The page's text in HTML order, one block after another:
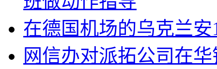
在德国机场的乌克兰
网信办对派拓公司在